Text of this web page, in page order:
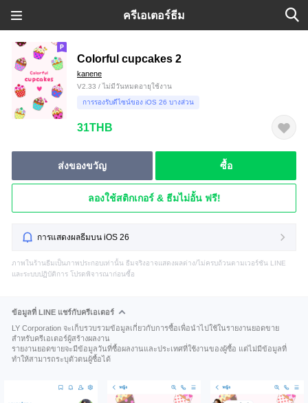
ครีเอเตอร์ธีม
Colorful cupcakes 2
kanene
V2.33 / ไม่มีวันหมดอายุใช้งาน
การรองรับดีไซน์ของ iOS 26 บางส่วน
31THB
ส่งของขวัญ ซื้อ
ลองใช้สติกเกอร์ & ธีมไม่อั้น ฟรี!
การแสดงผลธีมบน iOS 26
ภาพในร้านธีมเป็นภาพประกอบเท่านั้น ธีมจริงอาจแสดงผลต่าง/ไม่ครบถ้วนตามเวอร์ชัน LINE
และระบบปฏิบัติการ โปรดพิจารณาก่อนซื้อ
ข้อมูลที่ LINE แชร์กับครีเอเตอร์
LY Corporation จะเก็บรวบรวมข้อมูลเกี่ยวกับการซื้อเพื่อนำไปใช้ในรายงานยอดขาย
สำหรับครีเอเตอร์ผู้สร้างผลงาน
รายงานยอดขายจะมีข้อมูลวันที่ซื้อผลงานและประเทศที่ใช้งานของผู้ซื้อ แต่ไม่มีข้อมูลที่
ทำให้สามารถระบุตัวตนผู้ซื้อได้